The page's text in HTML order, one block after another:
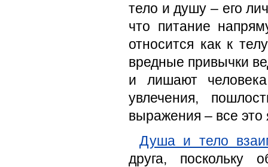
тело и душу – его
что питание
относится как к
вредные привычки
и лишают
увлечения,
выражения – все
Душа и тело
друга, поскольку